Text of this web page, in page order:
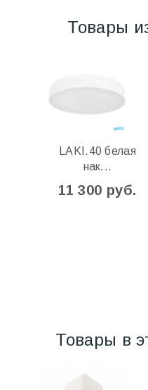
Товары
LAKI.40 белая
нак...
11 300 руб.
Товары в